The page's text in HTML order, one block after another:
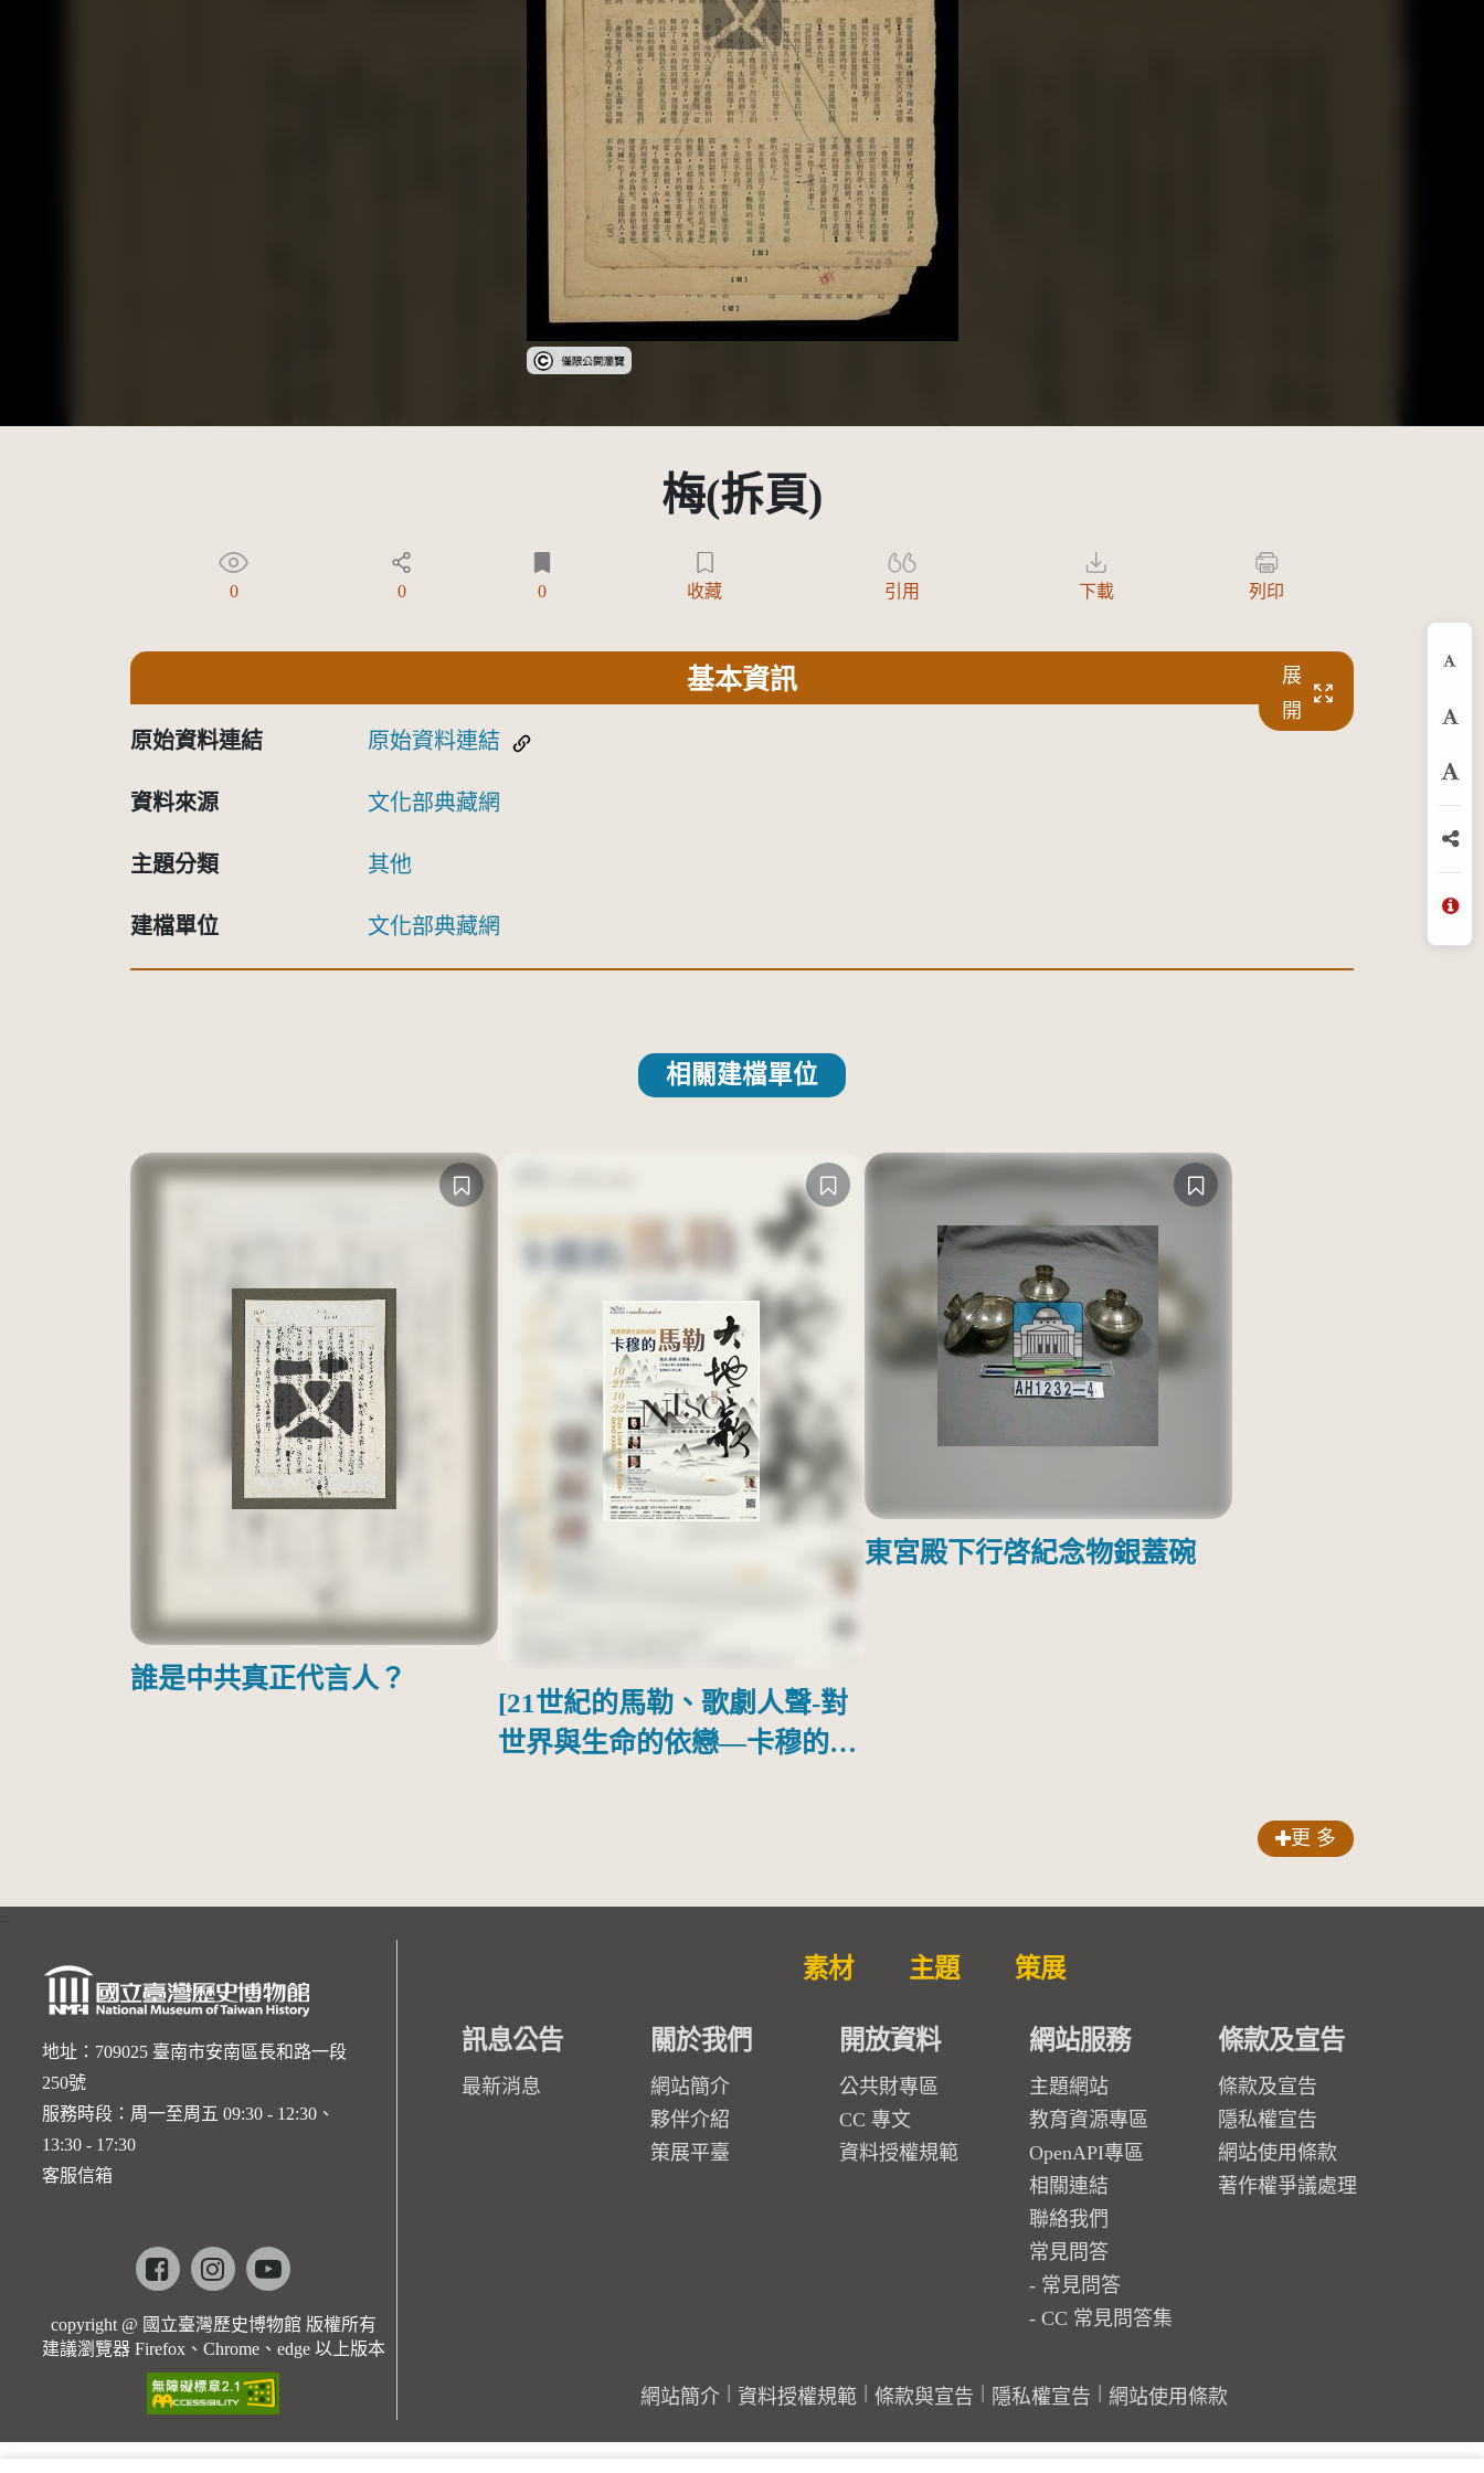
受著作權法保護-僅限於本平台有限度公開瀏覽
梅(拆頁)
0 0 0 收藏 引用 下載 列印
基本資訊
展
開
原始資料連結 原始資料連結
資料來源 文化部典藏網
主題分類 其他
建檔單位 文化部典藏網
相關建檔單位
誰是中共真正代言人？
[21世紀的馬勒、歌劇人聲-對
世界與生命的依戀—卡穆的馬
東宮殿下行啓紀念物銀蓋碗
更 多
放
分
地址：709025 臺南市安南區長和路一段
250號
服務時段：周一至周五 09:30 - 12:30、
13:30 - 17:30
客服信箱
Facebookinstagramyoutube
copyright @ 國立臺灣歷史博物館 版權所有
建議瀏覽器 Firefox、Chrome、edge 以上版本
素材 主題 策展
訊息公告
最新消息
關於我們
網站簡介
夥伴介紹
策展平臺
開放資料
公共財專區
CC 專文
資料授權規範
網站服務
主題網站
教育資源專區
OpenAPI專區
相關連結
聯絡我們
常見問答
常見問答
CC 常見問答集
條款及宣告
條款及宣告
隱私權宣告
網站使用條款
著作權爭議處理
網站簡介 資料授權規範 條款與宣告 隱私權宣告 網站使用條款